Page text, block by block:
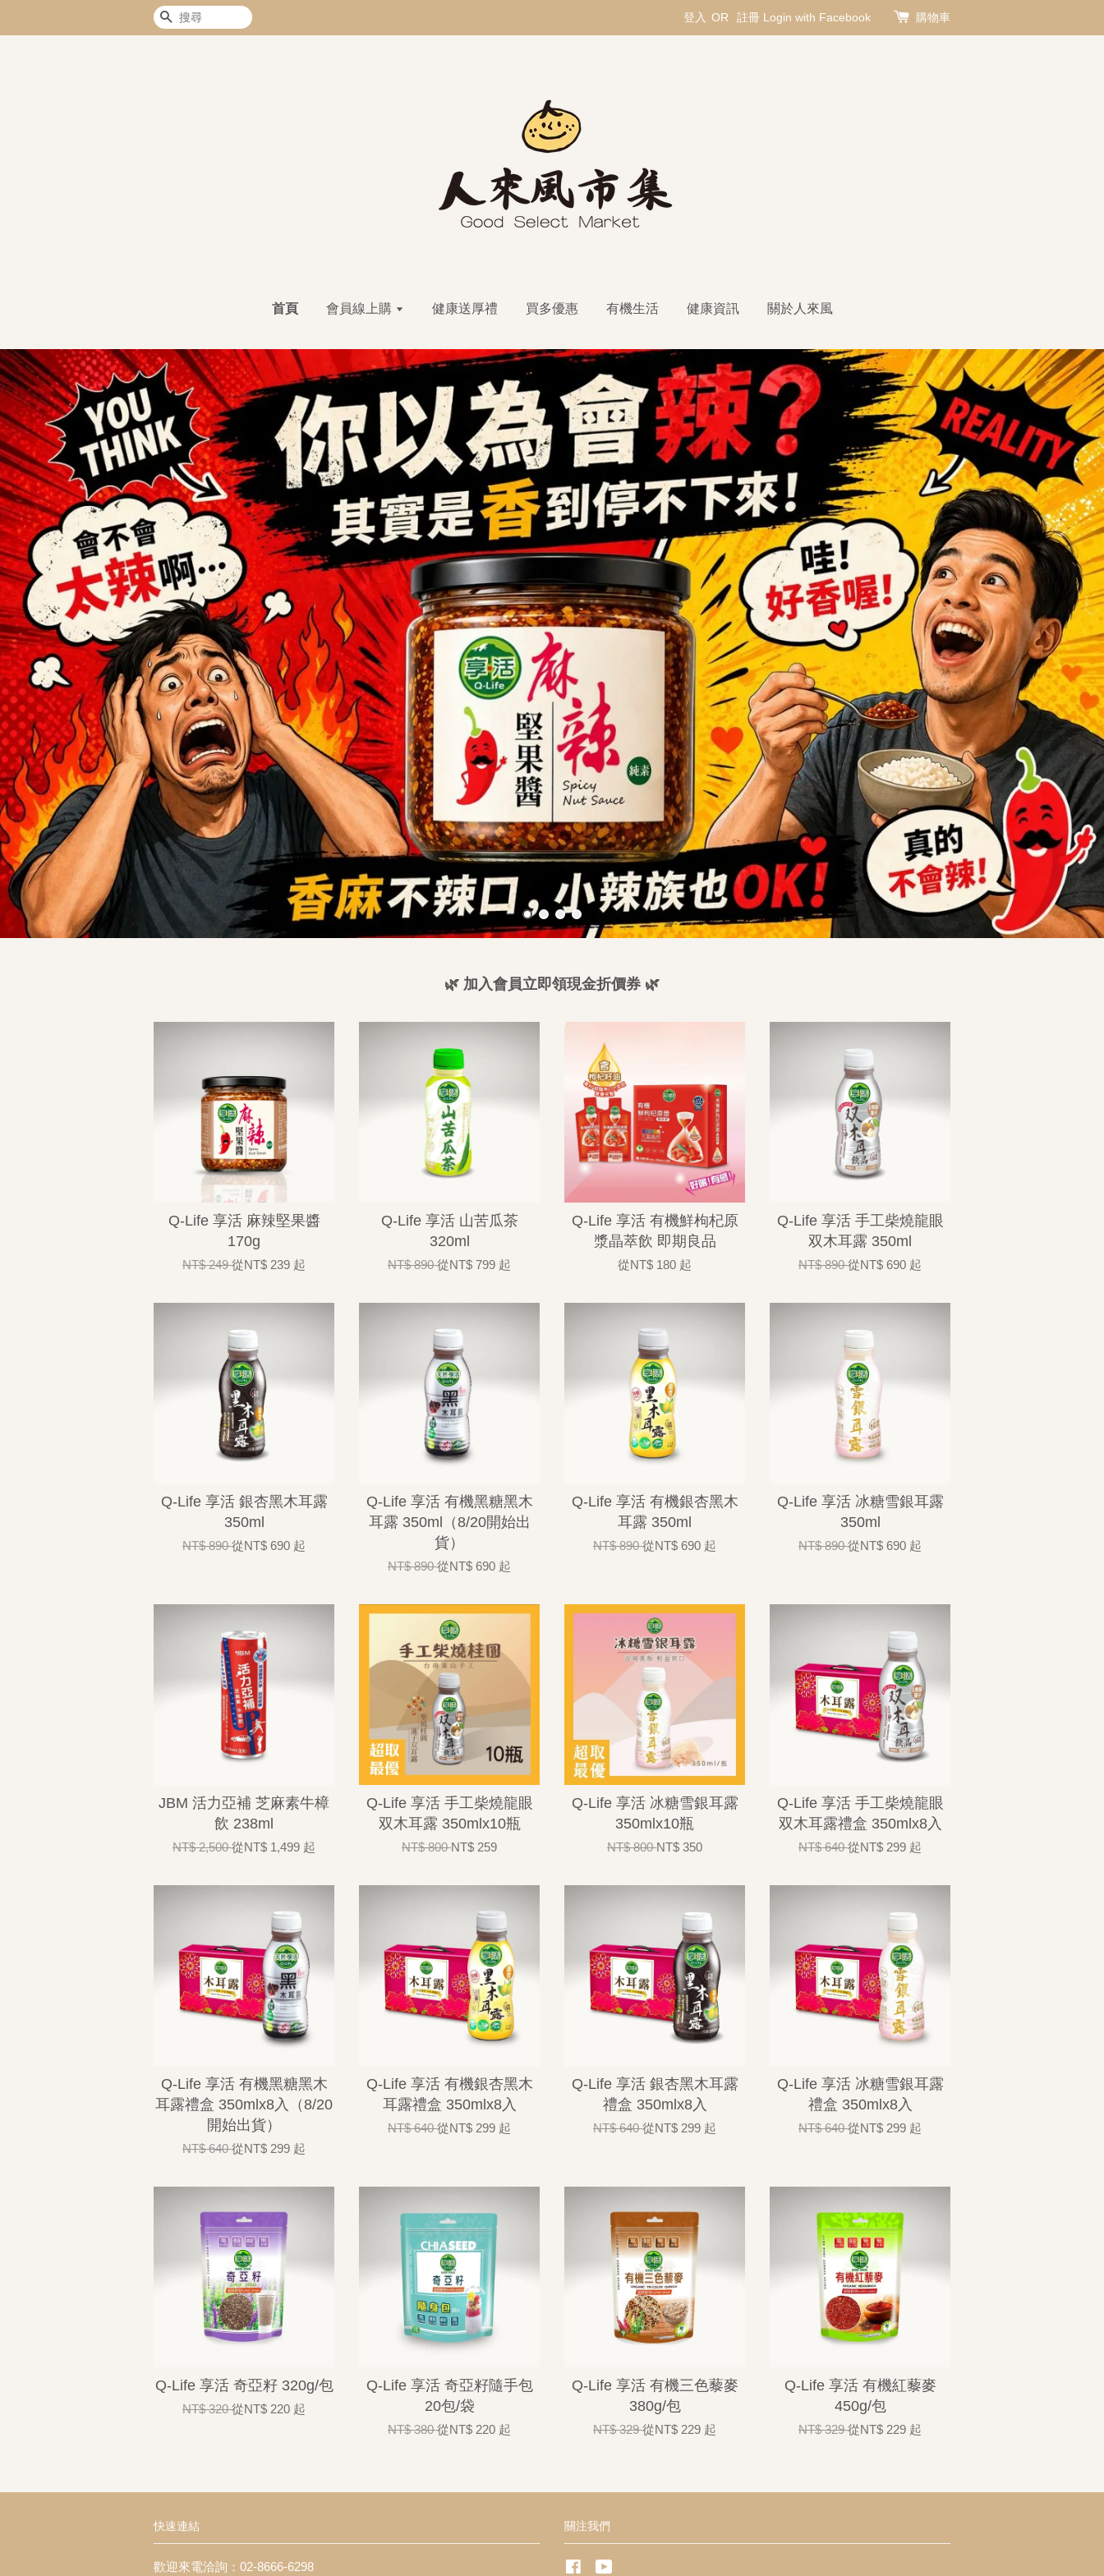
搜尋 登入 OR 註冊 Login with Facebook 購物車
首頁 會員線上購 健康送厚禮 買多優惠 有機生活 健康資訊 關於人來風
🌿 加入會員立即領現金折價券 🌿
Q-Life 享活 麻辣堅果醬
170g
NT$ 249從NT$ 239 起
Q-Life 享活 山苦瓜茶
320ml
NT$ 890從NT$ 799 起
Q-Life 享活 有機鮮枸杞原
漿晶萃飲 即期良品
從NT$ 180 起
Q-Life 享活 手工柴燒龍眼
双木耳露 350ml
NT$ 890從NT$ 690 起
Q-Life 享活 銀杏黑木耳露
350ml
NT$ 890從NT$ 690 起
Q-Life 享活 有機黑糖黑木
耳露 350ml（8/20開始出
貨）
NT$ 890從NT$ 690 起
Q-Life 享活 有機銀杏黑木
耳露 350ml
NT$ 890從NT$ 690 起
Q-Life 享活 冰糖雪銀耳露
350ml
NT$ 890從NT$ 690 起
JBM 活力亞補 芝麻素牛樟
飲 238ml
NT$ 2,500從NT$ 1,499 起
Q-Life 享活 手工柴燒龍眼
双木耳露 350mlx10瓶
NT$ 800NT$ 259
Q-Life 享活 冰糖雪銀耳露
350mlx10瓶
NT$ 800NT$ 350
Q-Life 享活 手工柴燒龍眼
双木耳露禮盒 350mlx8入
NT$ 640從NT$ 299 起
Q-Life 享活 有機黑糖黑木
耳露禮盒 350mlx8入（8/20
開始出貨）
NT$ 640從NT$ 299 起
Q-Life 享活 有機銀杏黑木
耳露禮盒 350mlx8入
NT$ 640從NT$ 299 起
Q-Life 享活 銀杏黑木耳露
禮盒 350mlx8入
NT$ 640從NT$ 299 起
Q-Life 享活 冰糖雪銀耳露
禮盒 350mlx8入
NT$ 640從NT$ 299 起
Q-Life 享活 奇亞籽 320g/包
NT$ 320從NT$ 220 起
Q-Life 享活 奇亞籽隨手包
20包/袋
NT$ 380從NT$ 220 起
Q-Life 享活 有機三色藜麥
380g/包
NT$ 329從NT$ 229 起
Q-Life 享活 有機紅藜麥
450g/包
NT$ 329從NT$ 229 起
快速連結
歡迎來電洽詢：02-8666-6298
關注我們
Facebook